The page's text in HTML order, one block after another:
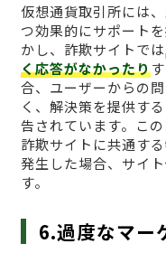
仮想通貨取引所には
つ効果的にサポート
かし、詐欺サイトでは
く応答がなかったり
合、ユーザーからの
く、解決策を提供す
告されています。こ
詐欺サイトに共通す
発生した場合、サイ
す。
6.過度なマー